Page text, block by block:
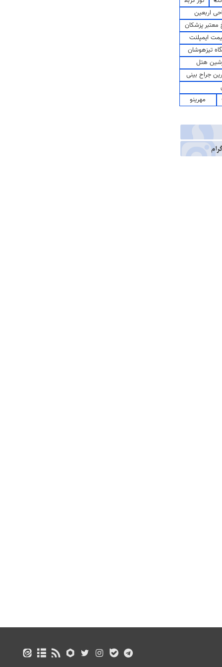
اربعین
پزشکان
ایمپلنت
تیزهوشان
هتل
جراح بینی
مهرینو